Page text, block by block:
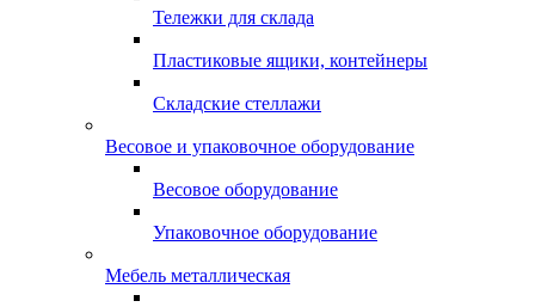
Тележки для склада
Пластиковые ящики, контейнеры
Складские стеллажи
Весовое и упаковочное оборудование
Весовое оборудование
Упаковочное оборудование
Мебель металлическая